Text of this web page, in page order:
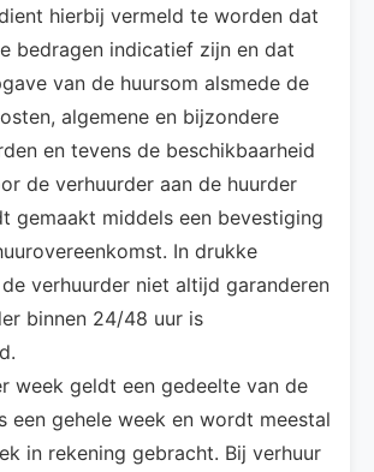
hierbij vermeld te worden dat
bedragen indicatief zijn en dat
van de huursom alsmede de
algemene en bijzondere
en tevens de beschikbaarheid
de verhuurder aan de huurder
gemaakt middels een bevestiging
In drukke
verhuurder niet altijd garanderen
binnen 24/48 uur is
week geldt een gedeelte van de
een gehele week en wordt meestal
in rekening gebracht. Bij verhuur